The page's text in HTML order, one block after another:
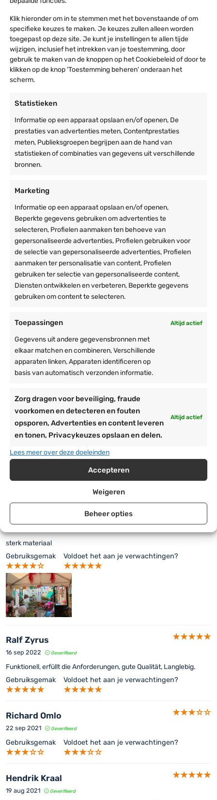
Klik hieronder om in te stemmen met het bovenstaande of om
specifieke keuzes te maken. Je keuzes zullen alleen worden
toegepast op deze site. Je kunt je instellingen te allen tijde
wijzigen, inclusief het intrekken van je toestemming, door
gebruik te maken van de knoppen op het Cookiebeleid of door te
klikken op de knop 'Toestemming beheren' onderaan het
scherm.
Statistieken
Informatie op een apparaat opslaan en/of openen, De
prestaties van advertenties meten, Contentprestaties
meten, Publieksgroepen begrijpen aan de hand van
statistieken of combinaties van gegevens uit verschillende
bronnen.
Marketing
Informatie op een apparaat opslaan en/of openen,
Beperkte gegevens gebruiken om advertenties te
selecteren, Profielen aanmaken ten behoeve van
gepersonaliseerde advertenties, Profielen gebruiken voor
de selectie van gepersonaliseerde advertenties, Profielen
aanmaken ter personalisatie van content, Profielen
gebruiken ter selectie van gepersonaliseerde content,
Diensten ontwikkelen en verbeteren, Beperkte gegevens
gebruiken om content te selecteren.
Toepassingen Altijd actief
Gegevens uit andere gegevensbronnen met
elkaar matchen en combineren, Verschillende
apparaten linken, Apparaten identificeren op
basis van automatisch verzonden informatie.
Zorg dragen voor beveiliging, fraude
voorkomen en detecteren en fouten
opsporen, Advertenties en content leveren
en tonen, Privacykeuzes opslaan en delen.
Altijd actief
Lees meer over deze doeleinden
Accepteren
Weigeren
Beheer opties
Gebruiksgemak
Voldoet het aan je verwachting?
Voldoet het aan je verwachtingen?
Reimond G.
12 dec 2024
Gebruiksgemak Voldoet het aan je verwachting?
Henry Koopman
Goede kwaliteit
Gebruiksgemak
Voldoet het aan je verwachting?
Walter Wens
9 mei 2024 Geverifieerd
zeer makkelijk aan te brengen met perfecte ritsen voor opening
Gebruiksgemak
Voldoet het aan je verwachting?
13 jun 2023
Gebruiksgemak
Voldoet het aan je verwachtingen?
Kees P.
16 nov 2022 Geverifieerd
Gebruiksgemak
Voldoet het aan je verwachtingen?
sterk materiaal
Gebruiksgemak
Voldoet het aan je verwachtingen?
Ralf Zyrus
16 sep 2022 Geverifieerd
Funktionell, erfüllt die Anforderungen, gute Qualität, Langlebig.
Gebruiksgemak
Voldoet het aan je verwachtingen?
Richard Omlo
22 sep 2021 Geverifieerd
Gebruiksgemak Voldoet het aan je verwachtingen?
Hendrik Kraal
19 aug 2021 Geverifieerd